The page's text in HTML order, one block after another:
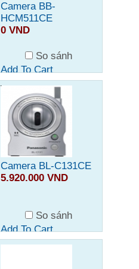
Camera BB-
HCM511CE
0 VND
So sánh
Add To Cart
Camera BL-C131CE
5.920.000 VND
So sánh
Add To Cart